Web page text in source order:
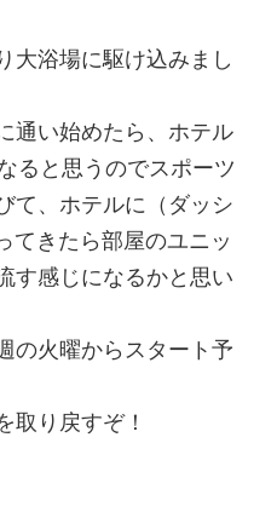
大浴場に駆け込みまし
通い始めたら、ホテル
ると思うのでスポーツ
て、ホテルに（ダッシ
てきたら部屋のユニッ
す感じになるかと思い
の火曜からスタート予
取り戻すぞ！